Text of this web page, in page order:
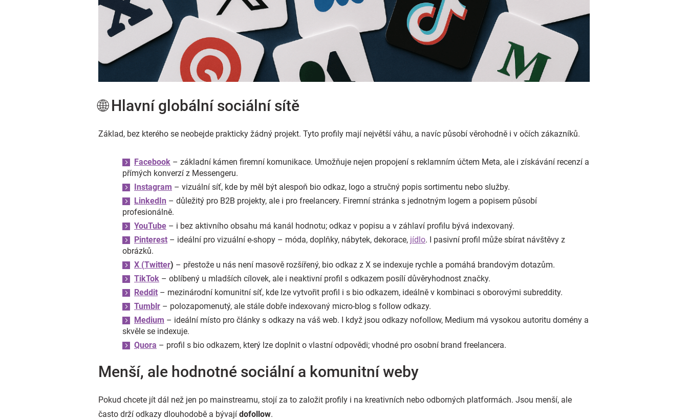
🌐 Hlavní globální sociální sítě
Základ, bez kterého se neobejde prakticky žádný projekt. Tyto profily mají největší váhu, a navíc působí věrohodně i v očích zákazníků.
Facebook – základní kámen firemní komunikace. Umožňuje nejen propojení s reklamním účtem Meta, ale i získávání recenzí a
přímých konverzí z Messengeru.
Instagram – vizuální síť, kde by měl být alespoň bio odkaz, logo a stručný popis sortimentu nebo služby.
LinkedIn – důležitý pro B2B projekty, ale i pro freelancery. Firemní stránka s jednotným logem a popisem působí
profesionálně.
YouTube – i bez aktivního obsahu má kanál hodnotu; odkaz v popisu a v záhlaví profilu bývá indexovaný.
Pinterest – ideální pro vizuální e-shopy – móda, doplňky, nábytek, dekorace, jídlo. I pasivní profil může sbírat návštěvy z
obrázků.
X (Twitter) – přestože u nás není masově rozšířený, bio odkaz z X se indexuje rychle a pomáhá brandovým dotazům.
TikTok – oblíbený u mladších cílovek, ale i neaktivní profil s odkazem posílí důvěryhodnost značky.
Reddit – mezinárodní komunitní síť, kde lze vytvořit profil i s bio odkazem, ideálně v kombinaci s oborovými subreddity.
Tumblr – polozapomenutý, ale stále dobře indexovaný micro-blog s follow odkazy.
Medium – ideální místo pro články s odkazy na váš web. I když jsou odkazy nofollow, Medium má vysokou autoritu domény a
skvěle se indexuje.
Quora – profil s bio odkazem, který lze doplnit o vlastní odpovědi; vhodné pro osobní brand freelancera.
Menší, ale hodnotné sociální a komunitní weby
Pokud chcete jít dál než jen po mainstreamu, stojí za to založit profily i na kreativních nebo odborných platformách. Jsou menší, ale
často drží odkazy dlouhodobě a bývají dofollow.